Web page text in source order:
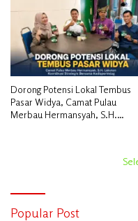
Dorong Potensi Lokal Tembus
Pasar Widya, Camat Pulau
Merbau Hermansyah, S.H.
Popular Post